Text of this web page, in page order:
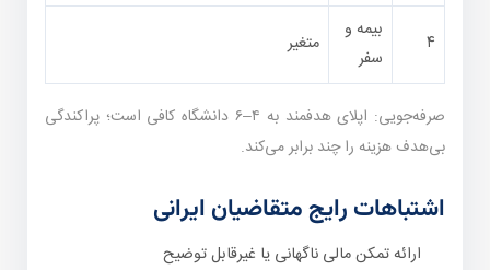
۴
بیمه و
سفر
متغیر
صرفه‌جویی: اپلای هدفمند به ۴–۶ دانشگاه کافی است؛ پراکندگی
بی‌هدف هزینه را چند برابر می‌کند.
اشتباهات رایج متقاضیان ایرانی
ارائه تمکن مالی ناگهانی یا غیرقابل توضیح